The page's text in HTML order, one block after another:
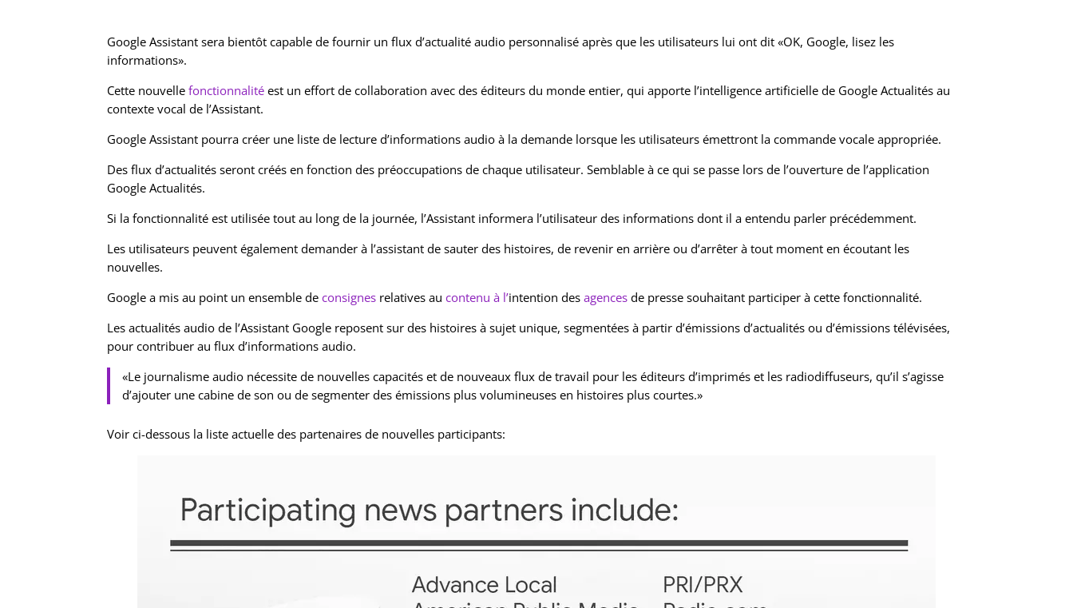
Google Assistant sera bientôt capable de fournir un flux d’actualité audio personnalisé après que les utilisateurs lui ont dit «OK, Google, lisez les
informations».
Cette nouvellefonctionnalité est un effort de collaboration avec des éditeurs du monde entier, qui apporte l’intelligence artificielle de Google Actualités au
contexte vocal de l’Assistant.
Google Assistant pourra créer une liste de lecture d’informations audio à la demande lorsque les utilisateurs émettront la commande vocale appropriée.
Des flux d’actualités seront créés en fonction des préoccupations de chaque utilisateur. Semblable à ce qui se passe lors de l’ouverture de l’application
Google Actualités.
Si la fonctionnalité est utilisée tout au long de la journée, l’Assistant informera l’utilisateur des informations dont il a entendu parler précédemment.
Les utilisateurs peuvent également demander à l’assistant de sauter des histoires, de revenir en arrière ou d’arrêter à tout moment en écoutant les
nouvelles.
Google a mis au point un ensemble deconsignes relatives aucontenu à l’intention desagences de presse souhaitant participer à cette fonctionnalité.
Les actualités audio de l’Assistant Google reposent sur des histoires à sujet unique, segmentées à partir d’émissions d’actualités ou d’émissions télévisées,
pour contribuer au flux d’informations audio.
«Le journalisme audio nécessite de nouvelles capacités et de nouveaux flux de travail pour les éditeurs d’imprimés et les radiodiffuseurs, qu’il s’agisse
d’ajouter une cabine de son ou de segmenter des émissions plus volumineuses en histoires plus courtes.»
Voir ci-dessous la liste actuelle des partenaires de nouvelles participants: